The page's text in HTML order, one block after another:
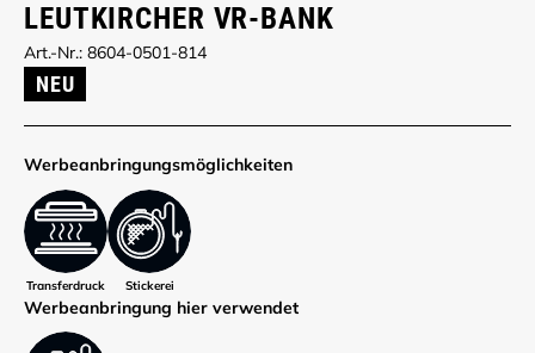
LEUTKIRCHER VR-BANK
Art.-Nr.: 8604-0501-814
NEU
Werbe­anbringungs­möglich­keiten
Transferdruck Stickerei
Werbe­anbringung hier verwendet